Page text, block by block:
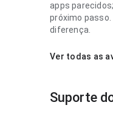
apps
próximo
diferença.
Ver todas as
Suporte